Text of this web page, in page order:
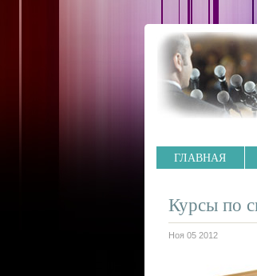
ГЛАВНАЯ
Курсы по
Ноя 05 2012